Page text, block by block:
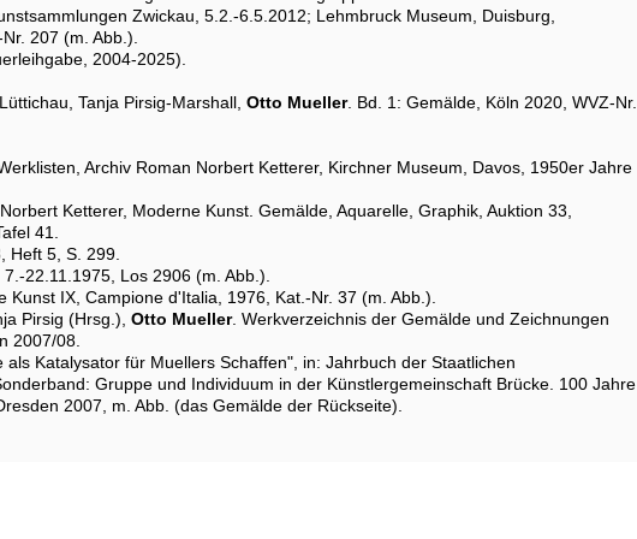
Zwickau, 5.2.-6.5.2012; Lehmbruck Museum, Duisburg,
207 (m. Abb.).
2004-2025).
Tanja Pirsig-Marshall, Otto Mueller. Bd. 1: Gemälde, Köln 2020, WVZ-Nr.
Archiv Roman Norbert Ketterer, Kirchner Museum, Davos, 1950er Jahre
Ketterer, Moderne Kunst. Gemälde, Aquarelle, Graphik, Auktion 33,
41.
Heft 5, S. 299.
22.11.1975, Los 2906 (m. Abb.).
Kunst IX, Campione d'Italia, 1976, Kat.-Nr. 37 (m. Abb.).
Pirsig (Hrsg.), Otto Mueller. Werkverzeichnis der Gemälde und Zeichnungen
2007/08.
als Katalysator für Muellers Schaffen", in: Jahrbuch der Staatlichen
Gruppe und Individuum in der Künstlergemeinschaft Brücke. 100 Jahre
2007, m. Abb. (das Gemälde der Rückseite).